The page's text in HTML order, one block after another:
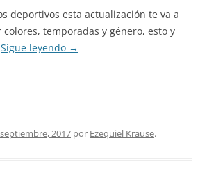
deportivos esta actualización te va a
temporadas y género, esto y
Sigue leyendo →
2017 por Ezequiel Krause.